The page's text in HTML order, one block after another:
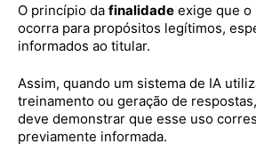
O princípio da finalidade exige que o
ocorra para propósitos legítimos,
informados ao titular.
Assim, quando um sistema de IA
treinamento ou geração de
deve demonstrar que esse uso
previamente informada.